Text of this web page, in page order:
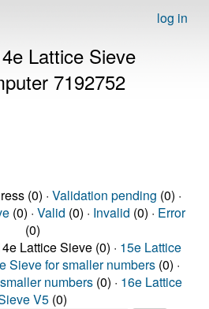
log in
Lattice Sieve
7192752
(0) · Validation pending (0) ·
(0) · Valid (0) · Invalid (0) · Error
(0)
Lattice Sieve (0) · 15e Lattice
Sieve for smaller numbers (0) ·
numbers (0) · 16e Lattice
V5 (0)